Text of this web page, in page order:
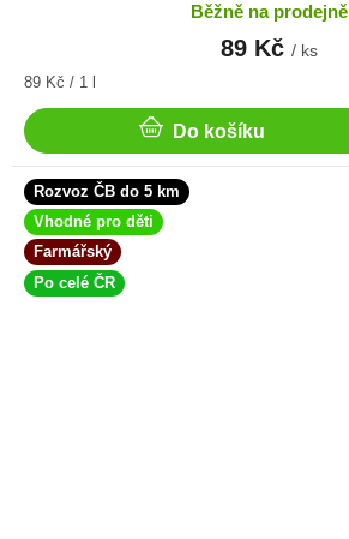
Běžně na prodejně
89 Kč / ks
Měrná
89 Kč / 1 l
Do košíku
Rozvoz ČB do 5 km
Vhodné pro děti
Farmářský
Po celé ČR